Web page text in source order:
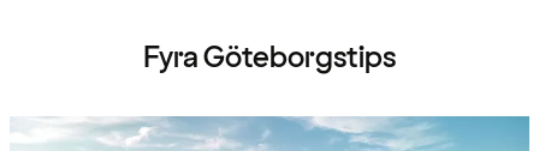
Fyra Göteborgstips